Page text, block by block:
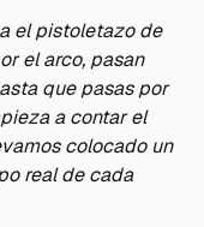
el pistoletazo de
el arco, pasan
que pasas por
a contar el
colocado un
real de cada